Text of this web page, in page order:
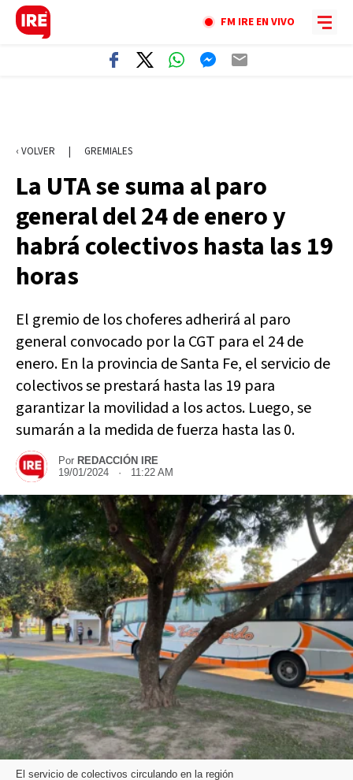
FM IRE EN VIVO
‹ VOLVER | GREMIALES
La UTA se suma al paro
general del 24 de enero y
habrá colectivos hasta las 19
horas
El gremio de los choferes adherirá al paro
general convocado por la CGT para el 24 de
enero. En la provincia de Santa Fe, el servicio de
colectivos se prestará hasta las 19 para
garantizar la movilidad a los actos. Luego, se
sumarán a la medida de fuerza hasta las 0.
Por REDACCIÓN IRE
19/01/2024 · 11:22 AM
El servicio de colectivos circulando en la región